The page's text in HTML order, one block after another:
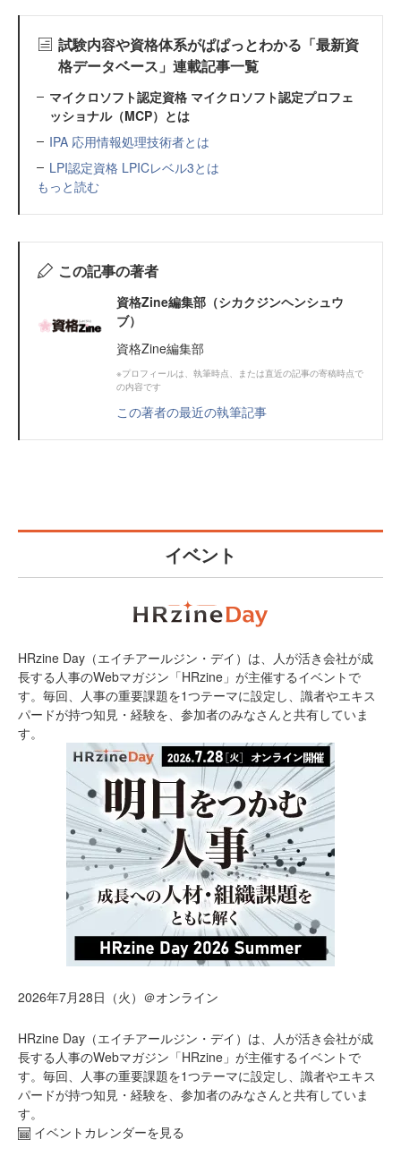
試験内容や資格体系がぱぱっとわかる「最新資
格データベース」連載記事一覧
マイクロソフト認定資格 マイクロソフト認定プロフェ
ッショナル（MCP）とは
IPA 応用情報処理技術者とは
LPI認定資格 LPICレベル3とは
もっと読む
この記事の著者
資格Zine編集部（シカクジンヘンシュウ
ブ）
資格Zine編集部
※プロフィールは、執筆時点、または直近の記事の寄稿時点で
の内容です
この著者の最近の執筆記事
イベント
HRzine Day（エイチアールジン・デイ）は、人が活き会社が成
長する人事のWebマガジン「HRzine」が主催するイベントで
す。毎回、人事の重要課題を1つテーマに設定し、識者やエキス
パードが持つ知見・経験を、参加者のみなさんと共有していま
す。
2026年7月28日（火）＠オンライン
HRzine Day（エイチアールジン・デイ）は、人が活き会社が成
長する人事のWebマガジン「HRzine」が主催するイベントで
す。毎回、人事の重要課題を1つテーマに設定し、識者やエキス
パードが持つ知見・経験を、参加者のみなさんと共有していま
す。
イベントカレンダーを見る